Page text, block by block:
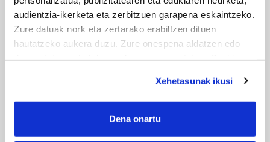
audientzia-ikerketa eta zerbitzuen garapena eskaintzeko.
Zure datuak nork eta zertarako erabiltzen dituen
hautatzeko aukera duzu. Zure onespena aldatzen edo
If you allow, we would also like to:
Collect information about your geographical
Xehetasunak ikusi
Dena onartu
URBIAKO FESTA